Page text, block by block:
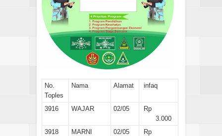
No.
Toples
Nama Alamat infaq
3916 WAJAR 02/05
Rp
3.000
3918
MARNI 02/05 Rp